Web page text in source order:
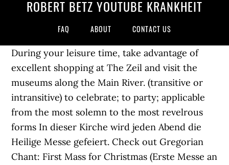
ROBERT BETZ YOUTUBE KRANKHEIT
FAQ ABOUT CONTACT US
During your leisure time, take advantage of
excellent shopping at The Zeil and visit the
museums along the Main River. (transitive or
intransitive) to celebrate; to party; applicable
from the most solemn to the most revelrous
forms In dieser Kirche wird jeden Abend die
Heilige Messe gefeiert. Check out Gregorian
Chant: First Mass for Christmas (Erste Messe an